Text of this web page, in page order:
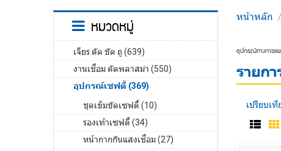
หมวดหมู่
เจียร ตัด ขัด ถู (639)
งานเชื่อม ตัดพลาสม่า (550)
อุปกรณ์เซฟตี้ (369)
ชุดเข็มขัดเซฟตี้ (10)
รองเท้าเซฟตี้ (34)
หน้ากากกันแสงเชื่อม (27)
หน้าหลัก /
อุปกรณ์ทางการแ
รายก
เปรียบเ